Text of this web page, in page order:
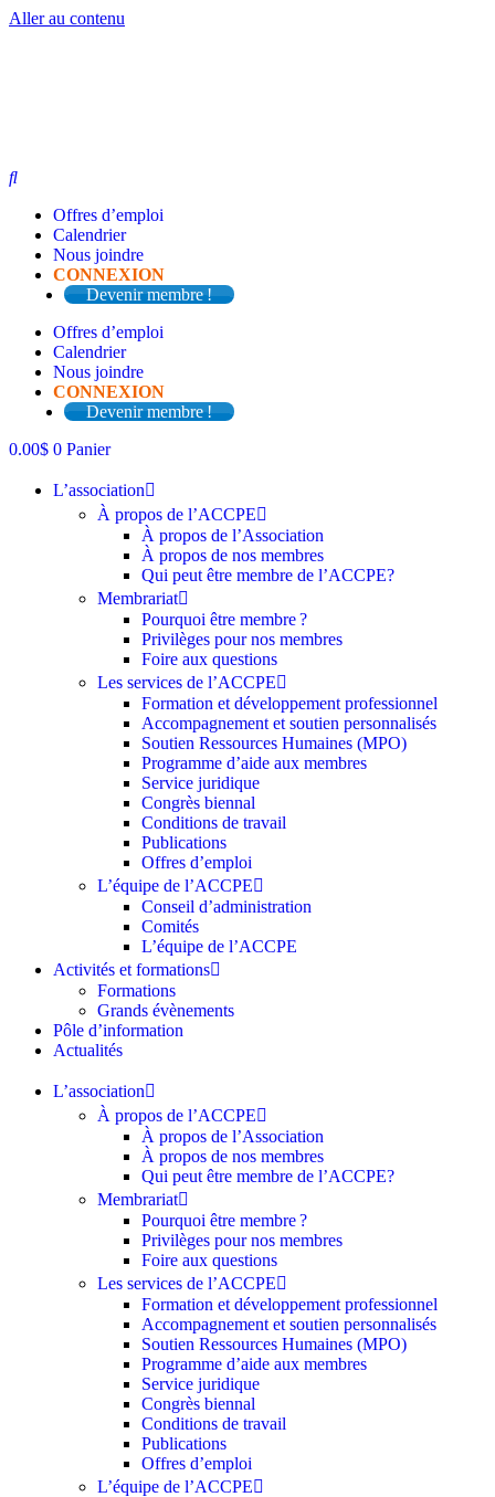
Aller au contenu
Offres d’emploi
Calendrier
Nous joindre
CONNEXION
Devenir membre !
Offres d’emploi
Calendrier
Nous joindre
CONNEXION
Devenir membre !
0.00$ 0 Panier
L’association
À propos de l’ACCPE
À propos de l’Association
À propos de nos membres
Qui peut être membre de l’ACCPE?
Membrariat
Pourquoi être membre ?​
Privilèges pour nos membres​
Foire aux questions
Les services de l’ACCPE
Formation et développement professionnel
Accompagnement et soutien personnalisés
Soutien Ressources Humaines (MPO)
Programme d’aide aux membres
Service juridique
Congrès biennal
Conditions de travail
Publications
Offres d’emploi
L’équipe de l’ACCPE
Conseil d’administration
Comités
L’équipe de l’ACCPE
Activités et formations
Formations
Grands évènements
Pôle d’information
Actualités
L’association
À propos de l’ACCPE
À propos de l’Association
À propos de nos membres
Qui peut être membre de l’ACCPE?
Membrariat
Pourquoi être membre ?​
Privilèges pour nos membres​
Foire aux questions
Les services de l’ACCPE
Formation et développement professionnel
Accompagnement et soutien personnalisés
Soutien Ressources Humaines (MPO)
Programme d’aide aux membres
Service juridique
Congrès biennal
Conditions de travail
Publications
Offres d’emploi
L’équipe de l’ACCPE